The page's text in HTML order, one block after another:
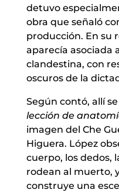
detuvo
obra que señaló
producción. En su
aparecía asociada
clandestina, con
oscuros de la
Según contó, allí
lección de
imagen del Che
Higuera. López
cuerpo, los dedos,
rodean al muerto,
construye una